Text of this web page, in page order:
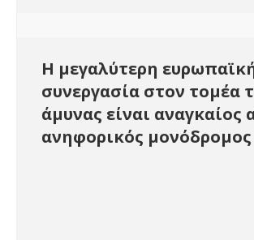
Η μεγαλύτερη
συνεργασία στον τομέα
άμυνας είναι αναγκαίος
ανηφορικός μονόδρομος